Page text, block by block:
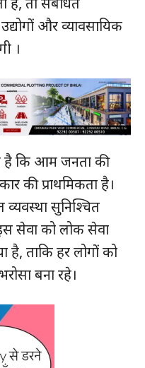
और व्यावसायिक
।
है कि आम जनता की
की प्राथमिकता है।
सुनिश्चित
सेवा को लोक सेवा
है, ताकि हर लोगों को
बना रहे।